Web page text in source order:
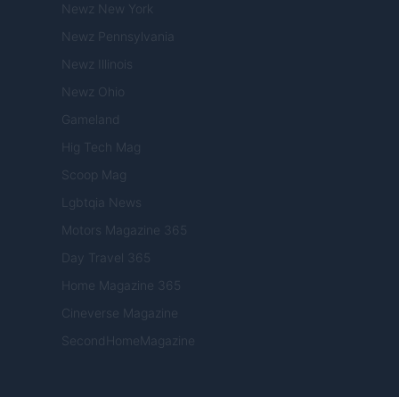
Newz New York
Newz Pennsylvania
Newz Illinois
Newz Ohio
Gameland
Hig Tech Mag
Scoop Mag
Lgbtqia News
Motors Magazine 365
Day Travel 365
Home Magazine 365
Cineverse Magazine
SecondHomeMagazine